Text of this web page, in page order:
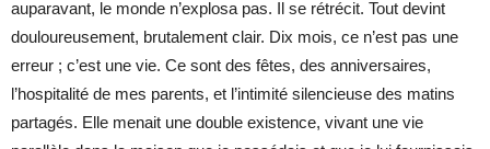
auparavant, le monde n’explosa pas. Il se rétrécit. Tout devint
douloureusement, brutalement clair. Dix mois, ce n’est pas une
erreur ; c’est une vie. Ce sont des fêtes, des anniversaires,
l’hospitalité de mes parents, et l’intimité silencieuse des matins
partagés. Elle menait une double existence, vivant une vie